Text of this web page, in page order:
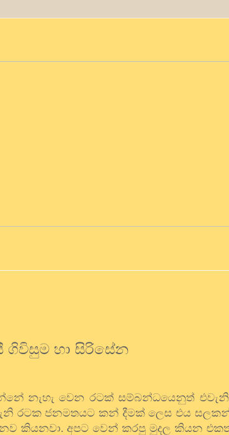
ගිවිසුම හා සිරිසේන
නැහැ වෙන රටක් සම්බන්ධයෙනුත් එවැනි
රටක ජනමතයට කන් දීමක් ලෙස එය
කියනවා. අපට වෙන් කරපු මුදල කියන එකත්